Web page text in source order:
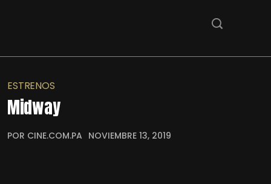
ESTRENOS
Midway
POR CINE.COM.PA NOVIEMBRE 13, 2019